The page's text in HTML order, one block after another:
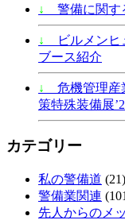
↓ 警備に関す
↓
ビルメンヒ
ブース紹介
↓
危機管理産
策特殊装備展
カテゴリー
私の警備道 (21)
警備業関連
先人からのメ